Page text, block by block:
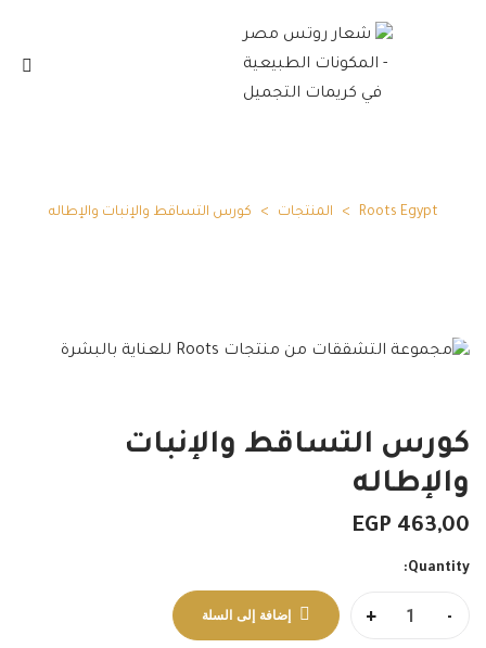
Roots Egypt
> المنتجات > كورس التساقط والإنبات والإطاله
كورس التساقط والإنبات
والإطاله
EGP 463,00
Quantity:
-
+ إضافة إلى السلة